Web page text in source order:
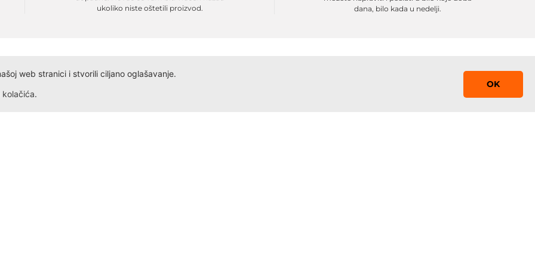
ukoliko niste oštetili proizvod.
dana, bilo kada u nedelji.
web stranici i stvorili ciljano oglašavanje.
kolačića.
OK